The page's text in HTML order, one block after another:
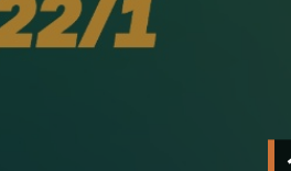
Convênios (empresas)
Fale com um